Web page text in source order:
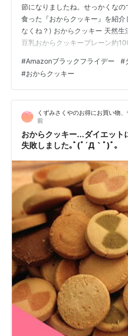
節になりましたね。せっかくな
食った『おからクッキー』を紹
なくね？) おからクッキー 天然
豆乳おからクッキープレーン約
ありませんが、私はコロナ期に10
ットをしました。その時に空腹を
がこの『おからクッキー』です
ぇところ おからクッキーのすげ
ちが良いところです！ おからク
の中で膨らんで…
#Amazonブラックフライデー #
#おからクッキー
くずみさくやのお得にお買い物
前
おからクッキー...ダイエット
失敗しました｡ﾟ(ﾟ´Д｀ﾟ)ﾟ｡